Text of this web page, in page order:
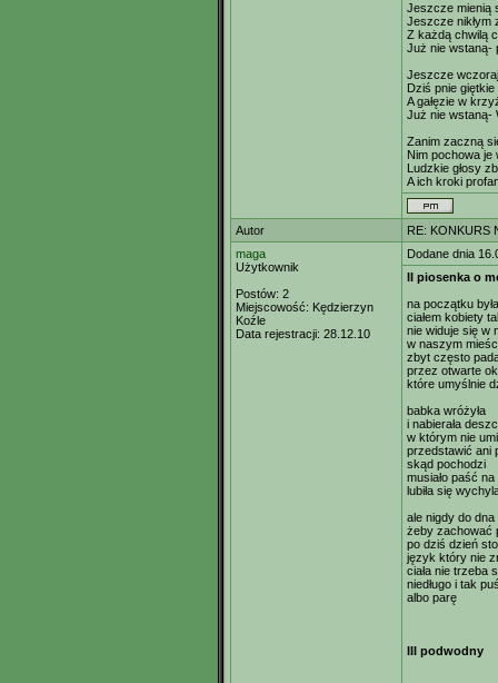
Jeszcze mienią
Jeszcze nikłym
Z każdą chwilą
Już nie wstaną-
Jeszcze
Dziś pnie
A gałęzie w
Już nie wstaną-
Zanim zaczną
Nim pochowa je
Ludzkie głosy
A ich kroki
Autor
RE: KONKURS
maga
Użytkownik
Postów: 2
Miejscowość: Kędzierzyn
Koźle
Data rejestracji: 28.12.10
Dodane dnia
II piosenka o
na początku
ciałem kobiety
nie widuje się w
w naszym
zbyt często
przez otwarte
które umyślnie
babka wróżyła
i nabierała
w którym nie
przedstawić ani
skąd pochodzi
musiało paść
lubiła się
ale nigdy do dna
żeby zachować
po dziś dzień
język który nie
ciała nie trzeba
niedługo i tak
albo parę
III podwodny